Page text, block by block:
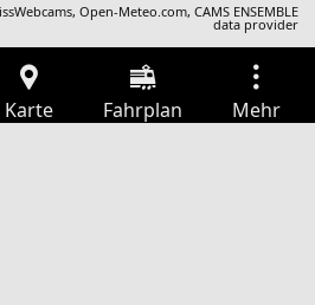
,Open-Meteo.com,CAMS ENSEMBLE
data provider
Karte Fahrplan Mehr